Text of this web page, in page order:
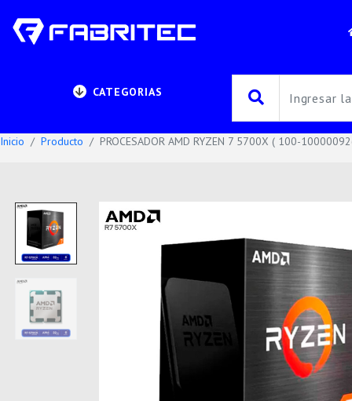
CATEGORIAS
Inicio Producto PROCESADOR AMD RYZEN 7 5700X ( 100-